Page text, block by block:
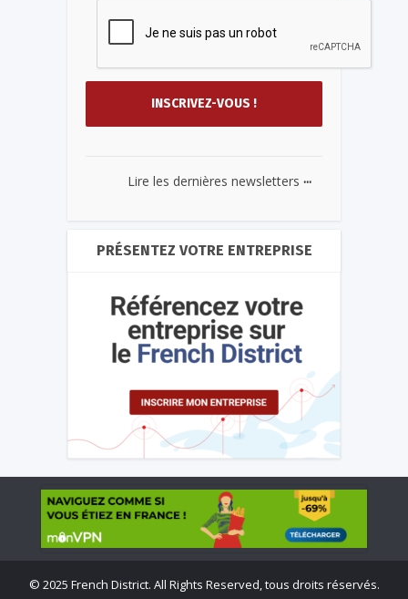
Lire les dernières newsletters ...
PRÉSENTEZ VOTRE ENTREPRISE
© 2025 French District. All Rights Reserved, tous droits réservés.